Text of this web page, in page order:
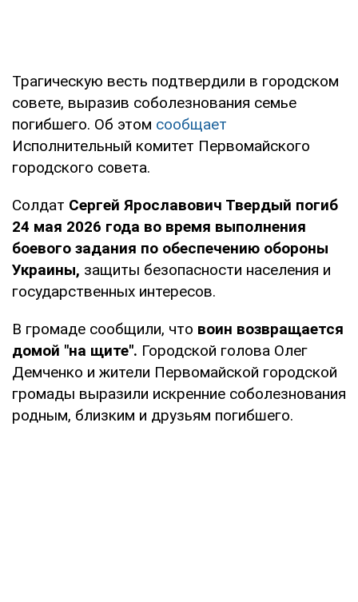
Трагическую весть подтвердили в городском
совете, выразив соболезнования семье
погибшего. Об этом сообщает
Исполнительный комитет Первомайского
городского совета.
Солдат Сергей Ярославович Твердый погиб
24 мая 2026 года во время выполнения
боевого задания по обеспечению обороны
Украины, защиты безопасности населения и
государственных интересов.
В громаде сообщили, что воин возвращается
домой "на щите". Городской голова Олег
Демченко и жители Первомайской городской
громады выразили искренние соболезнования
родным, близким и друзьям погибшего.